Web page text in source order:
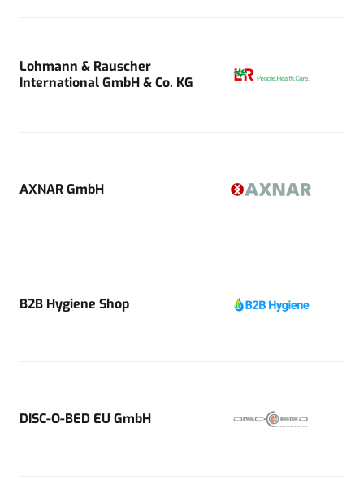
Lohmann & Rauscher
International GmbH & Co. KG
AXNAR GmbH
B2B Hygiene Shop
DISC-O-BED EU GmbH